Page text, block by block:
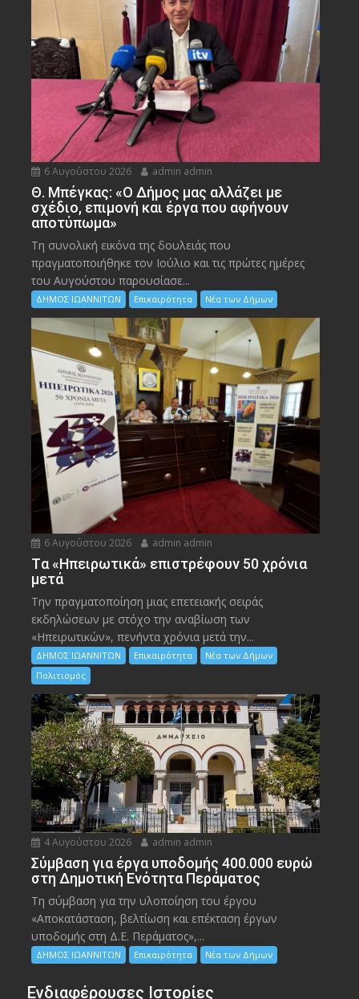
6 Αυγούστου 2026 admin admin
Θ. Μπέγκας: «Ο Δήμος μας αλλάζει με
σχέδιο, επιμονή και έργα που αφήνουν
αποτύπωμα»
Τη συνολική εικόνα της δουλειάς που
πραγματοποιήθηκε τον Ιούλιο και τις πρώτες ημέρες
του Αυγούστου παρουσίασε...
ΔΗΜΟΣ ΙΩΑΝΝΙΤΩΝ Επικαιρότητα Νέα των Δήμων
6 Αυγούστου 2026 admin admin
Tα «Ηπειρωτικά» επιστρέφουν 50 χρόνια
μετά
Την πραγματοποίηση μιας επετειακής σειράς
εκδηλώσεων με στόχο την αναβίωση των
«Ηπειρωτικών», πενήντα χρόνια μετά την...
ΔΗΜΟΣ ΙΩΑΝΝΙΤΩΝ Επικαιρότητα
Νέα των Δήμων
Πολιτισμός
4 Αυγούστου 2026 admin admin
Σύμβαση για έργα υποδομής 400.000 ευρώ
στη Δημοτική Ενότητα Περάματος
Τη σύμβαση για την υλοποίηση του έργου
«Αποκατάσταση, βελτίωση και επέκταση έργων
υποδομής στη Δ.Ε. Περάματος»,...
ΔΗΜΟΣ ΙΩΑΝΝΙΤΩΝ Επικαιρότητα Νέα των Δήμων
Ενδιαφέρουσες Ιστορίες